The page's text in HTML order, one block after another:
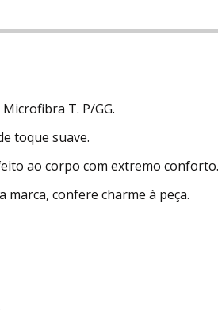
T. P/GG.
toque suave.
ao corpo com extremo conforto.
confere charme à peça.